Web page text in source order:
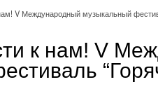
V Международный музыкальный
к нам! V